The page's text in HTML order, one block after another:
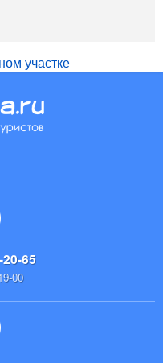
участке
20-65
00